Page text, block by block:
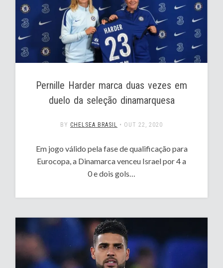
Pernille Harder marca duas vezes em
duelo da seleção dinamarquesa
BY CHELSEA BRASIL • OUT 22, 2020
Em jogo válido pela fase de qualificação para
Eurocopa, a Dinamarca venceu Israel por 4 a
0 e dois gols…